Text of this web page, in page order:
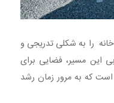
را به شکلی تدریجی و
این مسیر، فضایی برای
که به مرور زمان رشد